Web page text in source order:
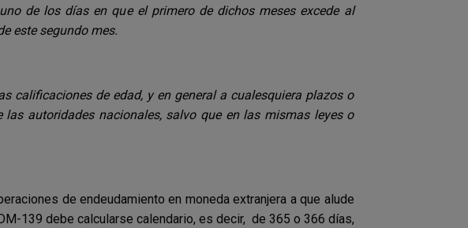
de los días en que el primero de dichos meses excede al
este segundo mes.
calificaciones de edad, y en general a cualesquiera plazos o
autoridades nacionales, salvo que en las mismas leyes o
de endeudamiento en moneda extranjera a que alude
139 debe calcularse calendario, es decir, de 365 o 366 días,